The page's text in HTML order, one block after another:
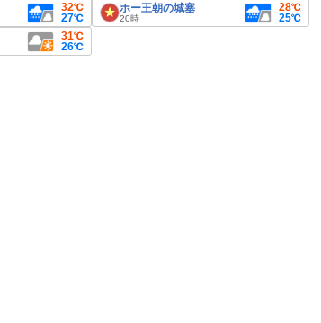
32℃
27℃
ホー王朝の城塞
20時
28℃
25℃
31℃
26℃